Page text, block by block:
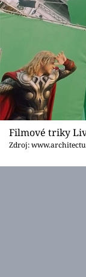
Přihlášení
Sledujte nás
Filmové triky
Zdroj: